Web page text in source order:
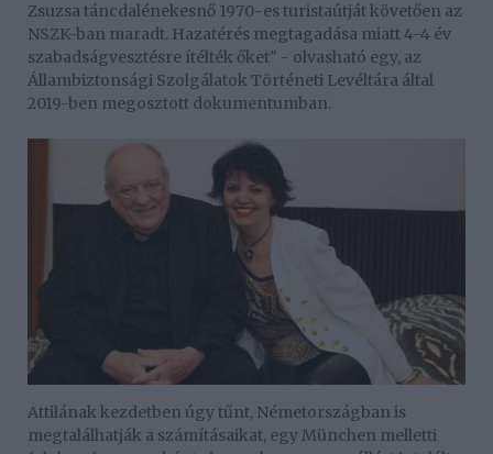
Zsuzsa táncdalénekesnő 1970-es turistaútját követően az
NSZK-ban maradt. Hazatérés megtagadása miatt 4-4 év
szabadságvesztésre ítélték őket" - olvasható egy, az
Állambiztonsági Szolgálatok Történeti Levéltára által
2019-ben megosztott dokumentumban.
Attilának kezdetben úgy tűnt, Németországban is
megtalálhatják a számításaikat, egy München melletti